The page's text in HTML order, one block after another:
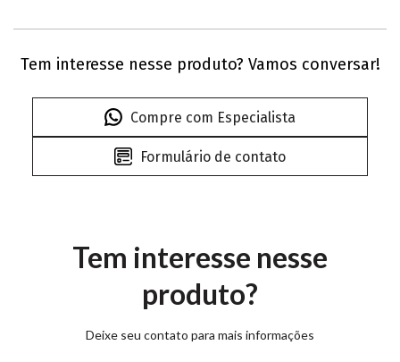
Tem interesse nesse produto? Vamos conversar!
Compre com Especialista
Formulário de contato
Tem interesse nesse
produto?
Deixe seu contato para mais informações